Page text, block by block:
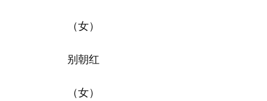
（女）
别朝红
（女）